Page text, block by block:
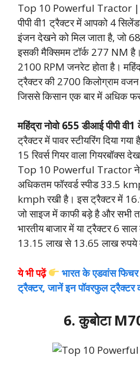
Top 10 Powerful Tractor |
पीपी वी1 ट्रैक्टर में आपको 4
इंजन देखने को मिल जाता है, जो
इसकी मैक्सिमम टॉर्क 277 NM
2100 RPM जनरेट होता है।
ट्रैक्टर की 2700 किलोग्राम वजन
जिससे किसान एक बार में अधिक
महिंद्रा नोवो 655 डीआई पीपी
ट्रैक्टर में पावर स्टीयरिंग दिया
15 रिवर्स गियर वाला गियरबॉक्स
Top 10 Powerful Tractor ने
अधिकतम फॉरवर्ड स्पीड 33.5
kmph रखी है। इस ट्रैक्टर में
जो साइज में काफी बड़े है और
भारतीय बाजार में या ट्रैक्टर 6
13.15 लाख से 13.65 लाख रुपये
ये भी पढ़ें
भारत के एडवांस
ट्रैक्टर, जानें इन पॉवरफुल ट्रैक्टर
6. कुबोटा